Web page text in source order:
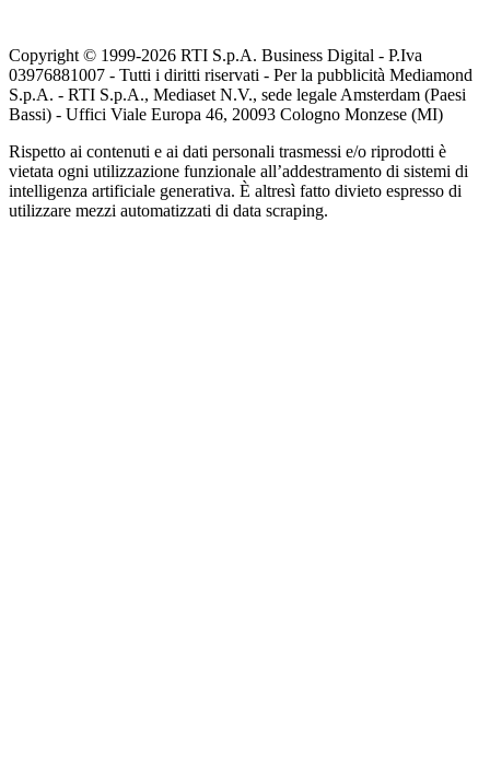
Copyright © 1999-2026 RTI S.p.A. Business Digital - P.Iva
03976881007 - Tutti i diritti riservati - Per la pubblicità Mediamond
S.p.A. - RTI S.p.A., Mediaset N.V., sede legale Amsterdam (Paesi
Bassi) - Uffici Viale Europa 46, 20093 Cologno Monzese (MI)
Rispetto ai contenuti e ai dati personali trasmessi e/o riprodotti è
vietata ogni utilizzazione funzionale all’addestramento di sistemi di
intelligenza artificiale generativa. È altresì fatto divieto espresso di
utilizzare mezzi automatizzati di data scraping.